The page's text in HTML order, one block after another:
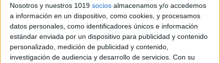
Nosotros y nuestros 1019 socios almacenamos y/o accedemos
a información en un dispositivo, como cookies, y procesamos
datos personales, como identificadores únicos e información
estándar enviada por un dispositivo para publicidad y contenido
personalizado, medición de publicidad y contenido,
investigación de audiencia y desarrollo de servicios. Con su